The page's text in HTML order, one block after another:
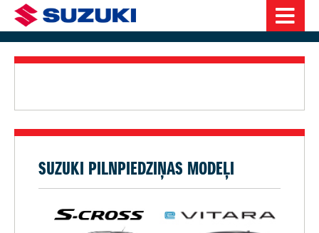
SUZUKI PILNPIEDZIŅAS MODEĻI